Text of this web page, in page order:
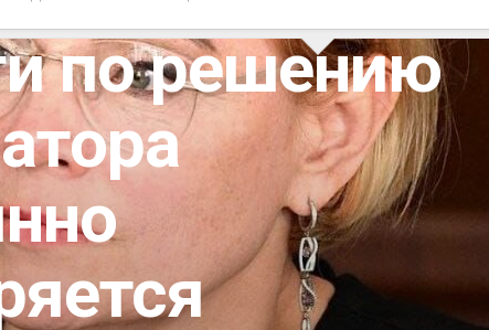
по решению